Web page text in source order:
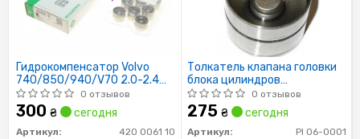
Гидрокомпенсатор Volvo
740/850/940/V70 2.0-2.4
-00 (35x26)0 отзывов
300 ₴ сегодня
Артикул:
420 0061 10
Толкатель клапана головки
блока цилиндров
гидравлический0 отзывов
275 ₴ сегодня
Артикул:
PI 06-0001